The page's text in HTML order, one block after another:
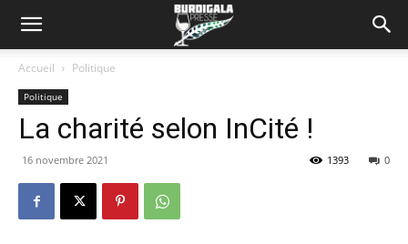
Accueil Politique
Politique
La charité selon InCité !
16 novembre 2021 0
1393